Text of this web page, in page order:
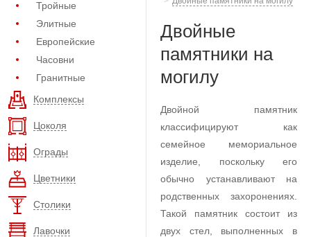
Тройные
Элитные
Европейские
Часовни
Гранитные
Комплексы
Цоколя
Ограды
Цветники
Столики
Лавочки
Двойные
памятники на
могилу
Двойной памятник
классифицируют как
семейное мемориальное
изделие, поскольку его
обычно устанавливают на
родственных захоронениях.
Такой памятник состоит из
двух стел, выполненных в